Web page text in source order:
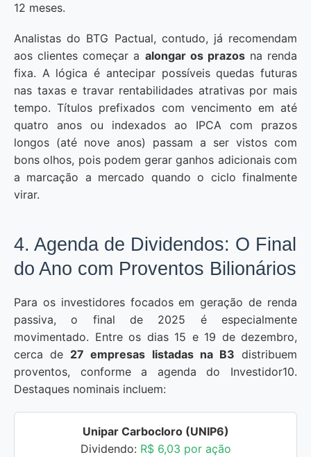
12 meses.
Analistas do BTG Pactual, contudo, já recomendam
aos clientes começar a alongar os prazosna renda
fixa. A lógica é antecipar possíveis quedas futuras
nas taxas e travar rentabilidades atrativas por mais
tempo. Títulos prefixados com vencimento em até
quatro anos ou indexados ao IPCA com prazos
longos (até nove anos) passam a ser vistos com
bons olhos, pois podem gerar ganhos adicionais com
a marcação a mercado quando o ciclo finalmente
virar.
4. Agenda de Dividendos: O Final
do Ano com Proventos Bilionários
Para os investidores focados em geração de renda
passiva, o final de 2025 é especialmente
movimentado. Entre os dias 15 e 19 de dezembro,
cerca de 27 empresas listadas na B3 distribuem
proventos, conforme a agenda do Investidor10.
Destaques nominais incluem:
Unipar Carbocloro (UNIP6)
Dividendo: R$ 6,03 por ação